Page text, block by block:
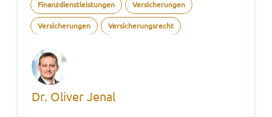
Finanzdienstleistungen Versicherungen
Versicherungen Versicherungsrecht
Dr. Oliver Jenal